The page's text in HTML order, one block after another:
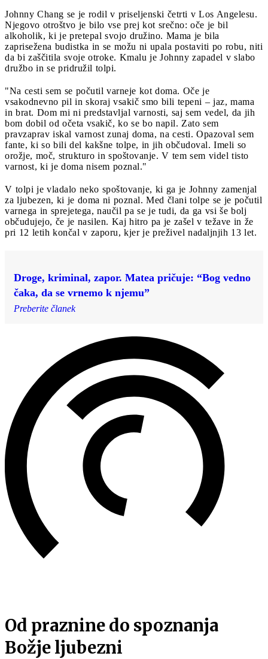
Johnny Chang se je rodil v priseljenski četrti v Los Angelesu.
Njegovo otroštvo je bilo vse prej kot srečno: oče je bil
alkoholik, ki je pretepal svojo družino. Mama je bila
zaprisežena budistka in se možu ni upala postaviti po robu, niti
da bi zaščitila svoje otroke. Kmalu je Johnny zapadel v slabo
družbo in se pridružil tolpi.
"Na cesti sem se počutil varneje kot doma. Oče je
vsakodnevno pil in skoraj vsakič smo bili tepeni – jaz, mama
in brat. Dom mi ni predstavljal varnosti, saj sem vedel, da jih
bom dobil od očeta vsakič, ko se bo napil. Zato sem
pravzaprav iskal varnost zunaj doma, na cesti. Opazoval sem
fante, ki so bili del kakšne tolpe, in jih občudoval. Imeli so
orožje, moč, strukturo in spoštovanje. V tem sem videl tisto
varnost, ki je doma nisem poznal."
V tolpi je vladalo neko spoštovanje, ki ga je Johnny zamenjal
za ljubezen, ki je doma ni poznal. Med člani tolpe se je počutil
varnega in sprejetega, naučil pa se je tudi, da ga vsi še bolj
občudujejo, če je nasilen. Kaj hitro pa je zašel v težave in že
pri 12 letih končal v zaporu, kjer je preživel nadaljnjih 13 let.
Droge, kriminal, zapor. Matea pričuje: “Bog vedno
čaka, da se vrnemo k njemu”
Preberite članek
Od praznine do spoznanja
Božje ljubezni